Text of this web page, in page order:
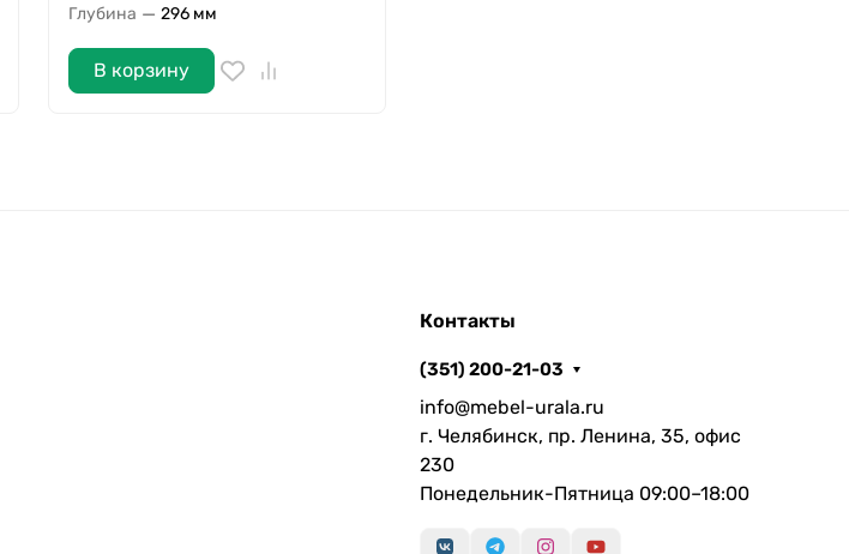
Глубина — 296 мм
В корзину
Контакты
(351) 200-21-03
info@mebel-urala.ru
г. Челябинск, пр. Ленина, 35, офис
230
Понедельник-Пятница 09:00–18:00